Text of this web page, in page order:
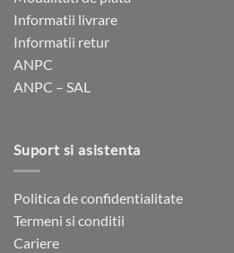
fi
alese
în
Informatii livrare
Informatii retur
ANPC
ANPC – SAL
Suport si asistenta
Politica de confidentialitate
Termeni si conditii
Cariere